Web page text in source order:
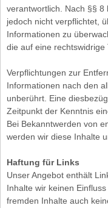
verantwortlich. Nach §§
jedoch nicht verpflichtet,
Informationen zu
die auf eine rechtswidrige
Verpflichtungen zur
Informationen nach den
unberührt. Eine
Zeitpunkt der Kenntnis
Bei Bekanntwerden von
werden wir diese Inhalte
Haftung für Links
Unser Angebot enthält
Inhalte wir keinen
fremden Inhalte auch